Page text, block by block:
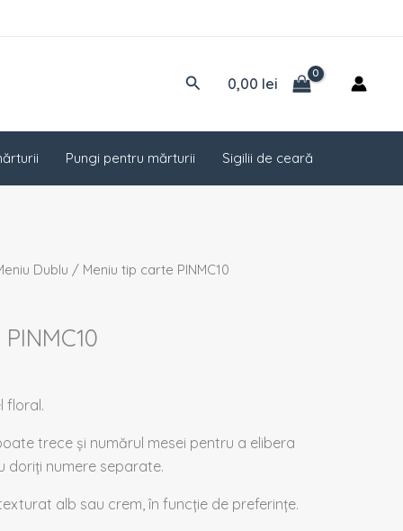
Caută0,00 lei
Pungi pentru mărturii Sigilii de ceară
Dublu / Meniu tip carte PINMC10
floral.
trece și numărul mesei pentru a elibera
doriți numere separate.
alb sau crem, în funcție de preferințe.